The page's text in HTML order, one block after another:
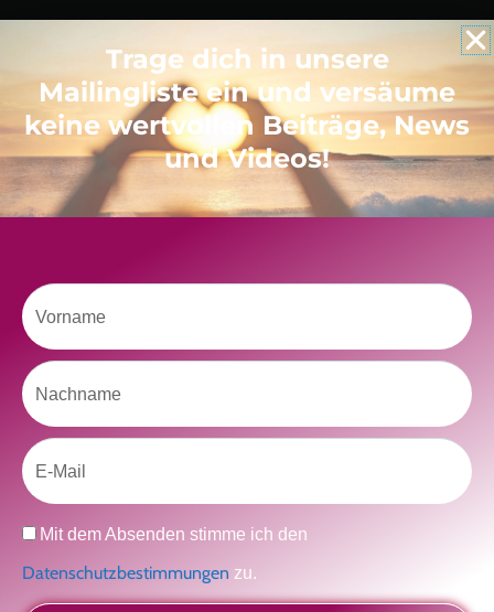
Like uns auf Facebook
Selbstliebe, Aussöhnung mit der Kindheit, Potenzial entfalten,
Kolitscher
Sisterlove
Trage dich in unsere
Mailingliste ein und versäume
keine wertvollen Beiträge, News
und Videos!
Vorname
Nachname
Email
Datenschutz
Mit dem Absenden stimme ich den
Datenschutzbestimmungen zu.